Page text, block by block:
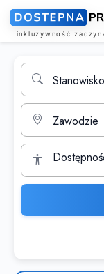
Wyszukiwarka ofert
Stanowisko,
Miasto